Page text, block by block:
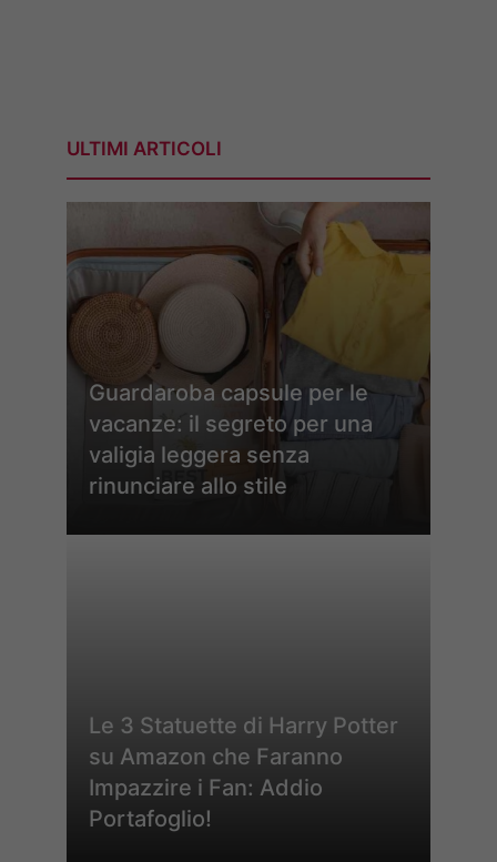
ULTIMI ARTICOLI
Guardaroba capsule per le
vacanze: il segreto per una
valigia leggera senza
rinunciare allo stile
Le 3 Statuette di Harry Potter
su Amazon che Faranno
Impazzire i Fan: Addio
Portafoglio!